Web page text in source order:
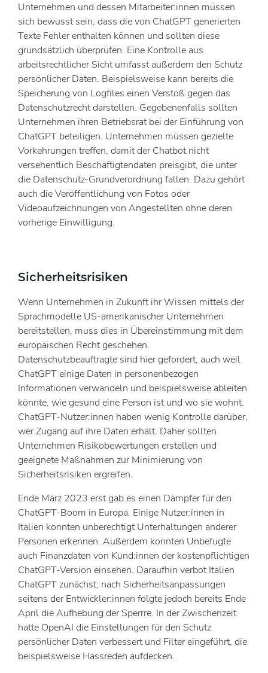
Unternehmen und dessen Mitarbeiter:innen müssen
sich bewusst sein, dass die von ChatGPT generierten
Texte Fehler enthalten können und sollten diese
grundsätzlich überprüfen. Eine Kontrolle aus
arbeitsrechtlicher Sicht umfasst außerdem den Schutz
persönlicher Daten. Beispielsweise kann bereits die
Speicherung von Logfiles einen Verstoß gegen das
Datenschutzrecht darstellen. Gegebenenfalls sollten
Unternehmen ihren Betriebsrat bei der Einführung von
ChatGPT beteiligen. Unternehmen müssen gezielte
Vorkehrungen treffen, damit der Chatbot nicht
versehentlich Beschäftigtendaten preisgibt, die unter
die Datenschutz-Grundverordnung fallen. Dazu gehört
auch die Veröffentlichung von Fotos oder
Videoaufzeichnungen von Angestellten ohne deren
vorherige Einwilligung.
Sicherheitsrisiken
Wenn Unternehmen in Zukunft ihr Wissen mittels der
Sprachmodelle US-amerikanischer Unternehmen
bereitstellen, muss dies in Übereinstimmung mit dem
europäischen Recht geschehen.
Datenschutzbeauftragte sind hier gefordert, auch weil
ChatGPT einige Daten in personenbezogen
Informationen verwandeln und beispielsweise ableiten
könnte, wie gesund eine Person ist und wo sie wohnt.
ChatGPT-Nutzer:innen haben wenig Kontrolle darüber,
wer Zugang auf ihre Daten erhält. Daher sollten
Unternehmen Risikobewertungen erstellen und
geeignete Maßnahmen zur Minimierung von
Sicherheitsrisiken ergreifen.
Ende März 2023 erst gab es einen Dämpfer für den
ChatGPT-Boom in Europa. Einige Nutzer:innen in
Italien konnten unberechtigt Unterhaltungen anderer
Personen erkennen. Außerdem konnten Unbefugte
auch Finanzdaten von Kund:innen der kostenpflichtigen
ChatGPT-Version einsehen. Daraufhin verbot Italien
ChatGPT zunächst; nach Sicherheitsanpassungen
seitens der Entwickler:innen folgte jedoch bereits Ende
April die Aufhebung der Sperrre. In der Zwischenzeit
hatte OpenAI die Einstellungen für den Schutz
persönlicher Daten verbessert und Filter eingeführt, die
beispielsweise Hassreden aufdecken.